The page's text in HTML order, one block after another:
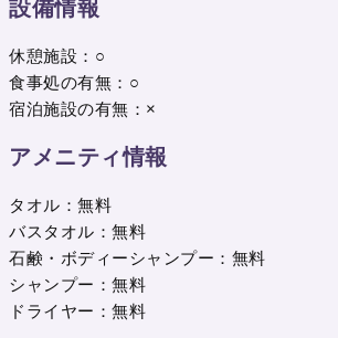
設備情報
休憩施設：○
食事処の有無：○
宿泊施設の有無：×
アメニティ情報
タオル：無料
バスタオル：無料
石鹸・ボディーシャンプー：無料
シャンプー：無料
ドライヤー：無料